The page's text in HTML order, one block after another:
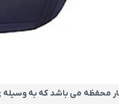
مدل 101 دارای چهار محفظه می